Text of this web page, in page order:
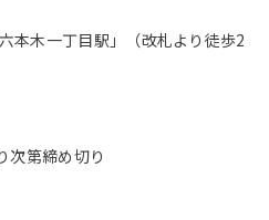
本木一丁目駅」（改札より徒歩2
第締め切り